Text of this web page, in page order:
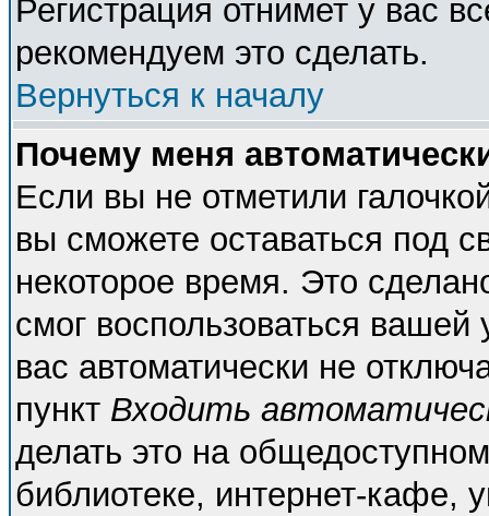
Регистрация отнимет у вас
рекомендуем это сделать.
Вернуться к началу
Почему меня
Если вы не отметили
вы сможете оставаться под
некоторое время. Это
смог воспользоваться
вас автоматически не
пункт Входить
делать это на
библиотеке, интернет-кафе,